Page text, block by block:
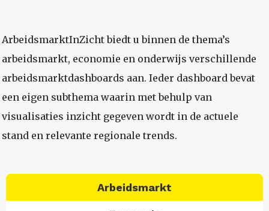
ArbeidsmarktInZicht biedt u binnen de thema’s
arbeidsmarkt, economie en onderwijs verschillende
arbeidsmarktdashboards aan. Ieder dashboard bevat
een eigen subthema waarin met behulp van
visualisaties inzicht gegeven wordt in de actuele
stand en relevante regionale trends.
Arbeidsmarkt